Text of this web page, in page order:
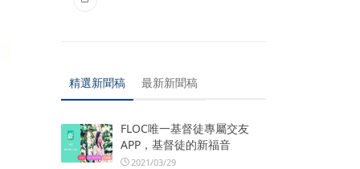
精選新聞稿 最新新聞稿
FLOC唯一基督徒專屬交友
APP，基督徒的新福音
2021/03/29